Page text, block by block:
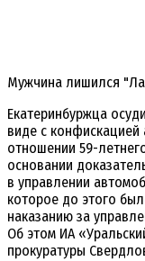
Мужчина лишился
Екатеринбуржца
виде с конфискацией
отношении 59-
основании
в управлении
которое до этого
наказанию за
Об этом ИА
прокуратуры